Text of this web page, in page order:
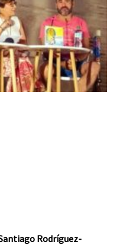
Rodríguez-